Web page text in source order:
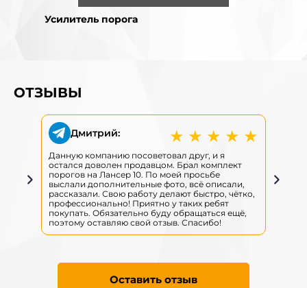
Усилитель порога
ОТЗЫВЫ
Дмитрий: ★ ★ ★ ★ ★
Данную компанию посоветовал друг, и я
остался доволен продавцом. Брал комплект
порогов на Лансер 10. По моей просьбе
выслали дополнительные фото, всё описали,
рассказали. Свою работу делают быстро, чётко,
профессионально! Приятно у таких ребят
покупать. Обязательно буду обращаться ещё,
поэтому оставляю свой отзыв. Спасибо!
Оставить отзыв